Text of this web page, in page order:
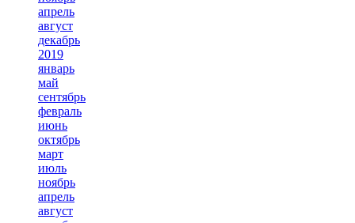
апрель
август
декабрь
2019
январь
май
сентябрь
февраль
июнь
октябрь
март
июль
ноябрь
апрель
август